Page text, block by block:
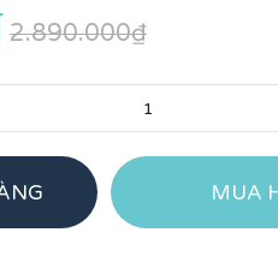
2.890.000₫
MUA